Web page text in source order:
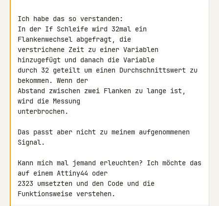
Ich habe das so verstanden:
In der If Schleife wird 32mal ein
Flankenwechsel abgefragt, die
verstrichene Zeit zu einer Variablen
hinzugefügt und danach die Variable
durch 32 geteilt um einen Durchschnittswert zu
bekommen. Wenn der
Abstand zwischen zwei Flanken zu lange ist,
wird die Messung
unterbrochen.
Das passt aber nicht zu meinem aufgenommenen
Signal.
Kann mich mal jemand erleuchten? Ich möchte das
auf einem Attiny44 oder
2323 umsetzten und den Code und die
Funktionsweise verstehen.